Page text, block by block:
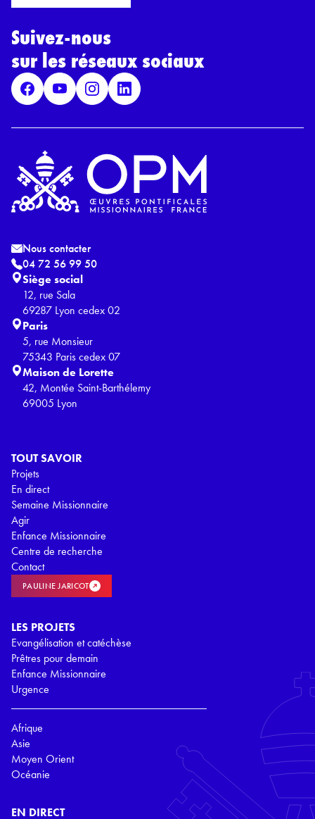
l
R
P
D
*
Suivez-nous
sur les réseaux sociaux
TOUT SAVOIR
Projets
En direct
Semaine Missionnaire
Agir
Enfance Missionnaire
Centre de recherche
Contact
PAULINE JARICOT
LES PROJETS
Evangélisation et catéchèse
Prêtres pour demain
Enfance Missionnaire
Urgence
Afrique
Asie
Moyen Orient
Océanie
EN DIRECT
Nous contacter
04 72 56 99 50
Siège social
12, rue Sala
69287 Lyon cedex 02
Paris
5, rue Monsieur
75343 Paris cedex 07
Maison de Lorette
42, Montée Saint-Barthélemy
69005 Lyon